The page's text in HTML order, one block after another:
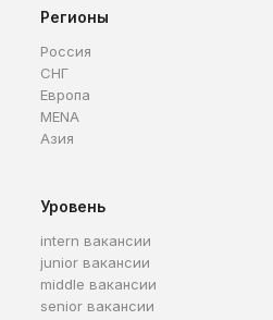
Регионы
Россия
СНГ
Европа
MENA
Азия
Уровень
intern вакансии
junior вакансии
middle вакансии
senior вакансии